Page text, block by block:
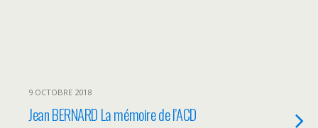
9 OCTOBRE 2018
Jean BERNARD La mémoire de l’ACD